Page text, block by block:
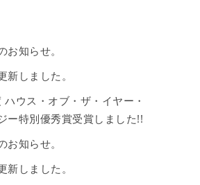
お知らせ。
新しました。
ウス・オブ・ザ・イヤー・
ー特別優秀賞受賞しました!!
お知らせ。
新しました。